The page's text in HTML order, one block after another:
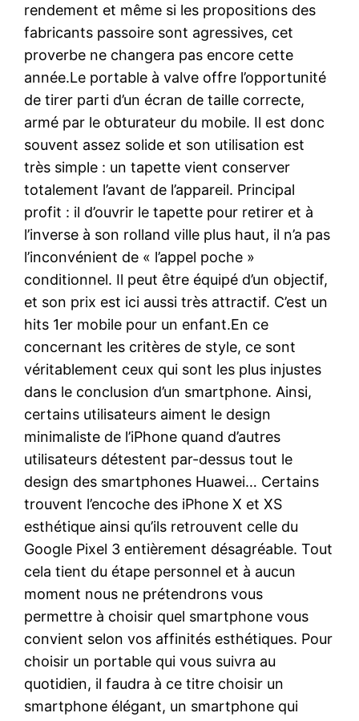
rendement et même si les propositions des
fabricants passoire sont agressives, cet
proverbe ne changera pas encore cette
année.Le portable à valve offre l’opportunité
de tirer parti d’un écran de taille correcte,
armé par le obturateur du mobile. Il est donc
souvent assez solide et son utilisation est
très simple : un tapette vient conserver
totalement l’avant de l’appareil. Principal
profit : il d’ouvrir le tapette pour retirer et à
l’inverse à son rolland ville plus haut, il n’a pas
l’inconvénient de « l’appel poche »
conditionnel. Il peut être équipé d’un objectif,
et son prix est ici aussi très attractif. C’est un
hits 1er mobile pour un enfant.En ce
concernant les critères de style, ce sont
véritablement ceux qui sont les plus injustes
dans le conclusion d’un smartphone. Ainsi,
certains utilisateurs aiment le design
minimaliste de l’iPhone quand d’autres
utilisateurs détestent par-dessus tout le
design des smartphones Huawei… Certains
trouvent l’encoche des iPhone X et XS
esthétique ainsi qu’ils retrouvent celle du
Google Pixel 3 entièrement désagréable. Tout
cela tient du étape personnel et à aucun
moment nous ne prétendrons vous
permettre à choisir quel smartphone vous
convient selon vos affinités esthétiques. Pour
choisir un portable qui vous suivra au
quotidien, il faudra à ce titre choisir un
smartphone élégant, un smartphone qui